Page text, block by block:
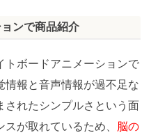
ンで商品紹介
トボードアニメーションで
情報と音声情報が過不足な
されたシンプルさという面
が取れているため、
脳の